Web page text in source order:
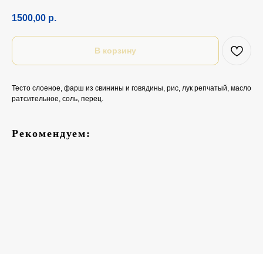
1500,00 р.
В корзину
Тесто слоеное, фарш из свинины и говядины, рис, лук репчатый, масло
ратсительное, соль, перец.
Рекомендуем: